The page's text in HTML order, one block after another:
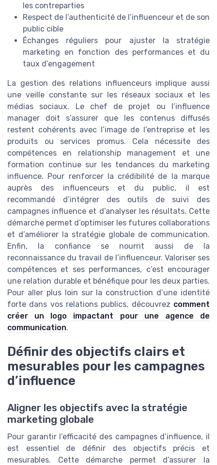
les contreparties
Respect de l’authenticité de l’influenceur et de son
public cible
Échanges réguliers pour ajuster la stratégie
marketing en fonction des performances et du
taux d’engagement
La gestion des relations influenceurs implique aussi
une veille constante sur les réseaux sociaux et les
médias sociaux. Le chef de projet ou l’influence
manager doit s’assurer que les contenus diffusés
restent cohérents avec l’image de l’entreprise et les
produits ou services promus. Cela nécessite des
compétences en relationship management et une
formation continue sur les tendances du marketing
influence. Pour renforcer la crédibilité de la marque
auprès des influenceurs et du public, il est
recommandé d’intégrer des outils de suivi des
campagnes influence et d’analyser les résultats. Cette
démarche permet d’optimiser les futures collaborations
et d’améliorer la stratégie globale de communication.
Enfin, la confiance se nourrit aussi de la
reconnaissance du travail de l’influenceur. Valoriser ses
compétences et ses performances, c’est encourager
une relation durable et bénéfique pour les deux parties.
Pour aller plus loin sur la construction d’une identité
forte dans vos relations publics, découvrez comment
créer un logo impactant pour une agence de
communication.
Définir des objectifs clairs et
mesurables pour les campagnes
d’influence
Aligner les objectifs avec la stratégie
marketing globale
Pour garantir l’efficacité des campagnes d’influence, il
est essentiel de définir des objectifs précis et
mesurables. Cette démarche permet d’assurer la